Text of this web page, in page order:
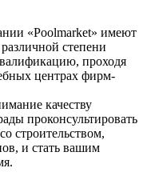
«Poolmarket» имеют
степени
проходя
центрах фирм-
качеству
проконсультировать
строительством,
и стать вашим